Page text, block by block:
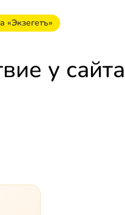
«Экзегетъ»
у сайта